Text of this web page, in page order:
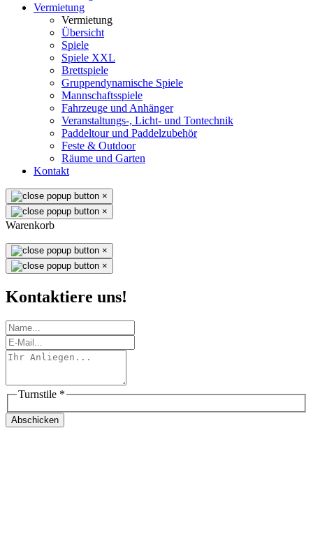
Vermietung
Vermietung
Übersicht
Spiele
Spiele XXL
Brettspiele
Gruppendynamische Spiele
Mannschaftsspiele
Fahrzeuge und Anhänger
Veranstaltungs-, Licht- und Tontechnik
Paddeltour und Paddelzubehör
Feste & Outdoor
Räume und Garten
Kontakt
×
×
Warenkorb
×
×
Kontaktiere uns!
Turnstile *
Abschicken